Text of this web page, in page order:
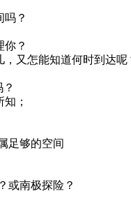
吗？
你？
又怎能知道何时到达呢
；
足够的空间
或南极探险？